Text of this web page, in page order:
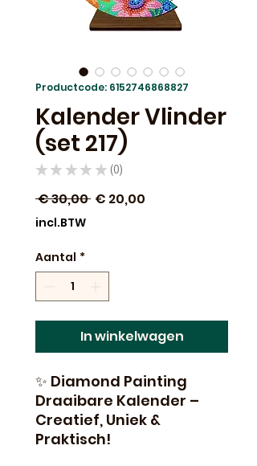
Productcode: 6152746868827
Kalender Vlinder
(set 217)
★ ★ ★ ★ ★ 0
0
€ 30,00 Normale
€ 20,00
incl.BTW
Aantal *
In winkelwagen
✨ Diamond Painting
Draaibare Kalender –
Creatief, Uniek &
Praktisch!